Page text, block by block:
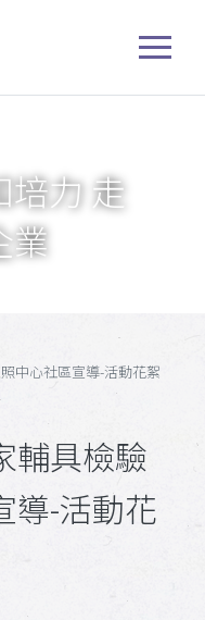
培力 走
業
中心社區宣導-活動花絮
輔具檢驗
導-活動花